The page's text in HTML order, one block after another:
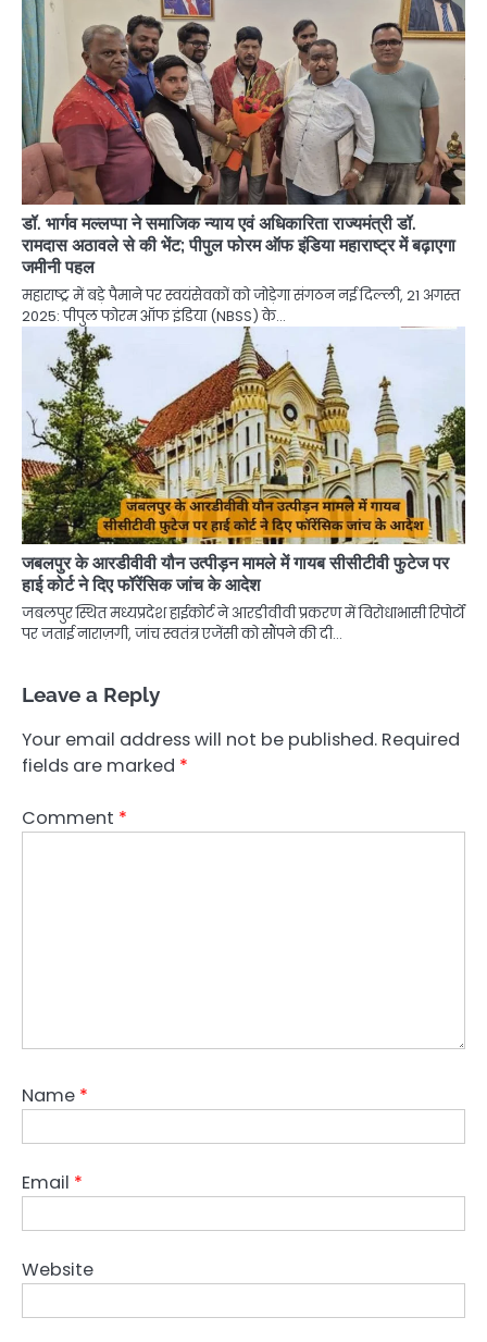
डॉ. भार्गव मल्लप्पा ने समाजिक न्याय एवं अधिकारिता राज्यमंत्री डॉ.
रामदास अठावले से की भेंट; पीपुल फोरम ऑफ इंडिया महाराष्ट्र में बढ़ाएगा
जमीनी पहल
महाराष्ट्र में बड़े पैमाने पर स्वयंसेवकों को जोड़ेगा संगठन नई दिल्ली, 21 अगस्त
2025: पीपुल फोरम ऑफ इंडिया (NBSS) के…
जबलपुर के आरडीवीवी यौन उत्पीड़न मामले में गायब सीसीटीवी फुटेज पर
हाई कोर्ट ने दिए फॉरेंसिक जांच के आदेश
जबलपुर स्थित मध्यप्रदेश हाईकोर्ट ने आरडीवीवी प्रकरण में विरोधाभासी रिपोर्टों
पर जताई नाराज़गी, जांच स्वतंत्र एजेंसी को सौंपने की दी…
Leave a Reply
Your email address will not be published. Required
fields are marked *
Comment *
Name *
Email *
Website